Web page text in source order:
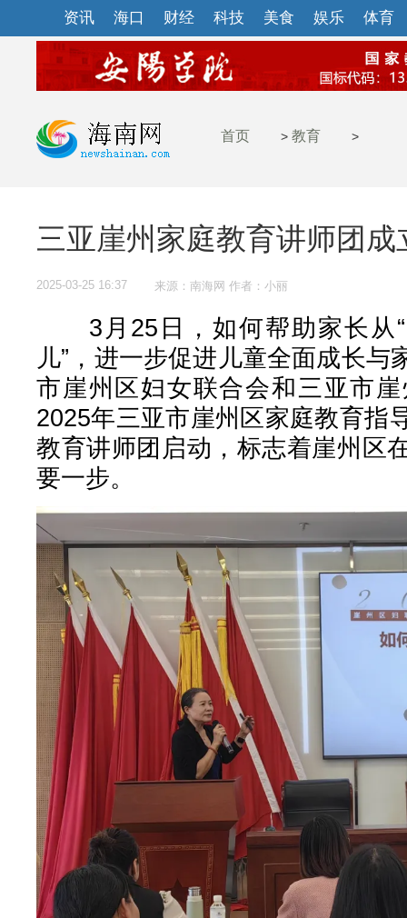
资讯 海口 财经 科技 美食 娱乐 体育
首页 > 教育 >
三亚崖州家庭教育讲师团成
2025-03-25 16:37 来源：南海网 作者：小丽
3月25日，如何帮助家长从“
儿”，进一步促进儿童全面成长与
市崖州区妇女联合会和三亚市
2025年三亚市崖州区家庭教育指
教育讲师团启动，标志着崖州区
要一步。